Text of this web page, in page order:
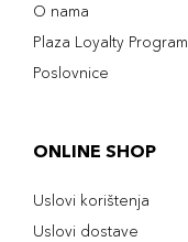
O nama
Plaza Loyalty Program
Poslovnice
ONLINE SHOP
Uslovi korištenja
Uslovi dostave